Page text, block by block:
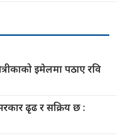
इमेलमा पठाए रवि
ढृढ र सक्रिय छ :